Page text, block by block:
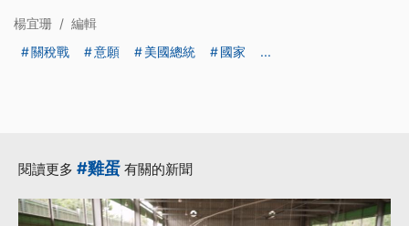
楊宜珊 / 編輯
關稅戰
意願 美國總統 國家 ...
閱讀更多 #雞蛋 有關的新聞